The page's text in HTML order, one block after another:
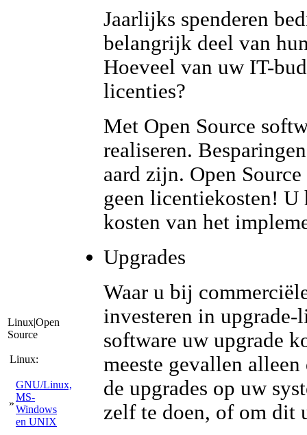
Linux|Open
Source
Linux:
»
GNU/Linux,
MS-
Windows
en UNIX
Jaarlijks spenderen
belangrijk deel van
Hoeveel van uw IT-
licenties?
Met Open Source
realiseren.
aard zijn. Open
geen licentiekosten! U
kosten van het
Upgrades
Waar u bij
investeren in
software uw upgrade
meeste gevallen
de upgrades op uw
zelf te doen, of om dit